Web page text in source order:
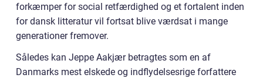
forkæmper for social retfærdighed og et fortalent inden
for dansk litteratur vil fortsat blive værdsat i mange
generationer fremover.
Således kan Jeppe Aakjær betragtes som en af
Danmarks mest elskede og indflydelsesrige forfattere